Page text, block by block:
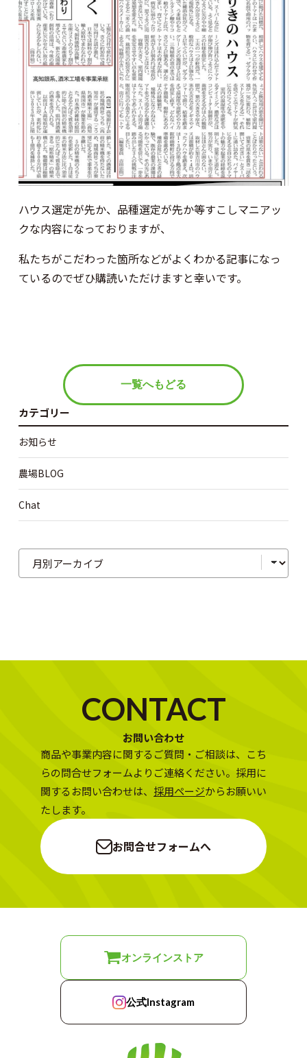
ハウス選定が先か、品種選定が先か等すこしマニアッ
クな内容になっておりますが、
私たちがこだわった箇所などがよくわかる記事になっ
ているのでぜひ購読いただけますと幸いです。
一覧へもどる
カテゴリー
お知らせ
農場BLOG
Chat
CONTACT
お問い合わせ
商品や事業内容に関するご質問・ご相談は、こち
らの問合せフォームよりご連絡ください。採用に
関するお問い合わせは、 採用ページからお願いい
たします。
お問合せフォームへ
オンラインストア
公式Instagram